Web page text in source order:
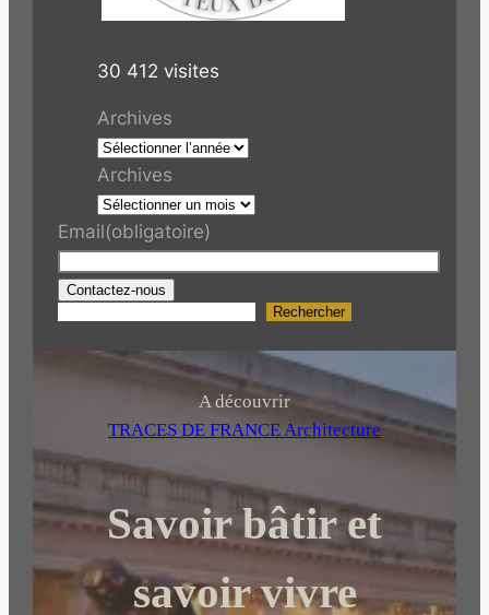
30 412 visites
Archives
Archives
Email(obligatoire)
Contactez-nous
R
r
c
h
r
Rechercher
A découvrir
TRACES DE FRANCE Architecture
Savoir bâtir et
savoir vivre